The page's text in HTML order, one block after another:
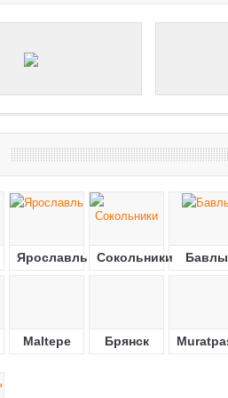
Ярославль Сокольники Бавлы
Maltepe Брянск